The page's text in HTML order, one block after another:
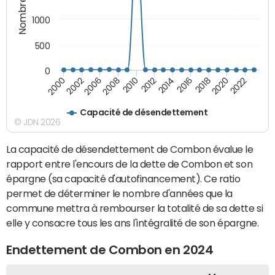
Capacité de désendettement
20002002200620082010 201220142016201820202022
0
500
1000
© JDN 2026
La capacité de désendettement de Combon évalue le
rapport entre l'encours de la dette de Combon et son
épargne (sa capacité d'autofinancement). Ce ratio
permet de déterminer le nombre d'années que la
commune mettra à rembourser la totalité de sa dette si
elle y consacre tous les ans l'intégralité de son épargne.
Endettement de Combon en 2024